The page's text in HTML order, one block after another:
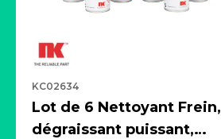
KC02634
Lot de 6 Nettoyant Frein,
dégraissant puissant,